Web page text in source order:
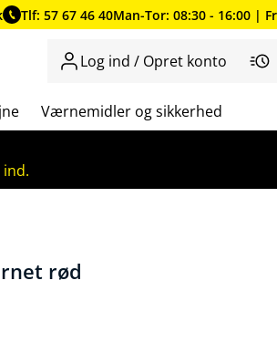
Tlf: 57 67 46 40Man-Tor: 08:30 - 16:00 |
Log ind / Opret konto
Værnemidler og sikkerhed
rød